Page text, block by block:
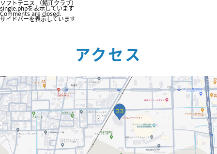
ソフトテニス （鯖江クラブ）
single.phpを表示しています
Comments are closed.
サイドバーを表示しています
アクセス